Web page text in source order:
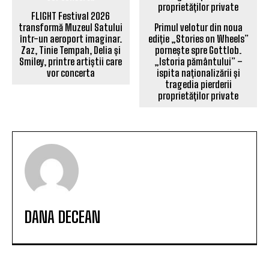
FLIGHT Festival 2026
transformă Muzeul Satului
într-un aeroport imaginar.
Zaz, Tinie Tempah, Delia și
Smiley, printre artiștii care
vor concerta
Primul velotur din noua
ediție „Stories on Wheels”
pornește spre Gottlob.
„Istoria pământului” –
ispita naționalizării și
tragedia pierderii
proprietăților private
DANA DECEAN